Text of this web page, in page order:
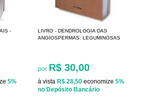
-
5%
LIVRO - DENDROLOGIA DAS
ANGIOSPERMAS: LEGUMINOSAS
por R$ 30,00
à vista R$ 28,50 economize 5%
no Depósito Bancário